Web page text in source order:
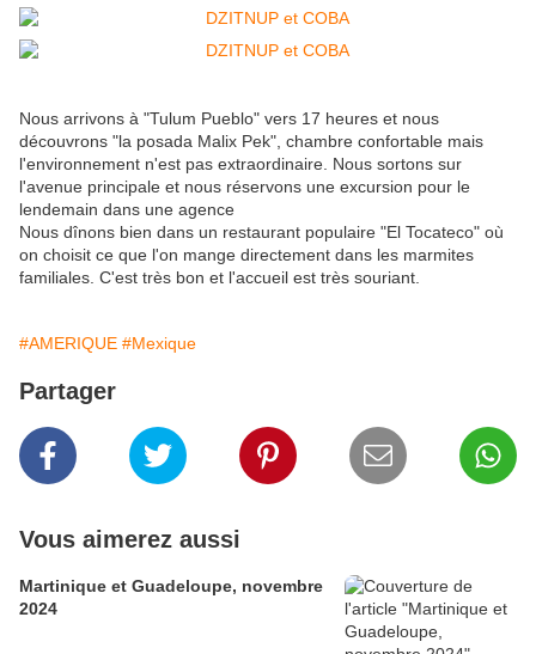
Nous arrivons à "Tulum Pueblo" vers 17 heures et nous
découvrons "la posada Malix Pek", chambre confortable mais
l'environnement n'est pas extraordinaire. Nous sortons sur
l'avenue principale et nous réservons une excursion pour le
lendemain dans une agence
Nous dînons bien dans un restaurant populaire "El Tocateco" où
on choisit ce que l'on mange directement dans les marmites
familiales. C'est très bon et l'accueil est très souriant.
#AMERIQUE #Mexique
Partager
Vous aimerez aussi
Martinique et Guadeloupe, novembre
2024